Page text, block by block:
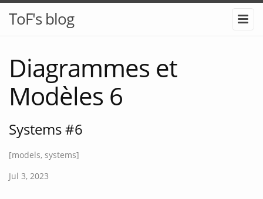
ToF's blog
Diagrammes et
Modèles 6
Systems #6
[models, systems]
Jul 3, 2023